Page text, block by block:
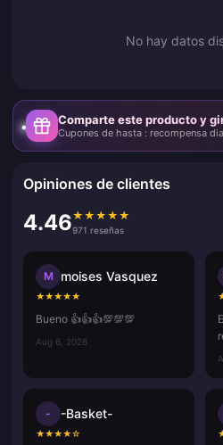
No hay datos
Comparte este producto y
Cupones de hasta : recompensa
Opiniones de clientes
4.46★ ★ ★ ★ ★
971 reseñas
M moises Vasquez
★★★★★
Bueno 👍👍👍💯💯💯
Aug 6, 2026
- -Basket-
★★★★☆